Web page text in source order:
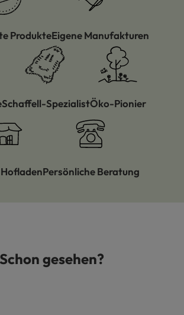
ProdukteEigene Manufakturen
Schaffell-SpezialistÖko-Pionier
Persönliche Beratung
Schon gesehen?